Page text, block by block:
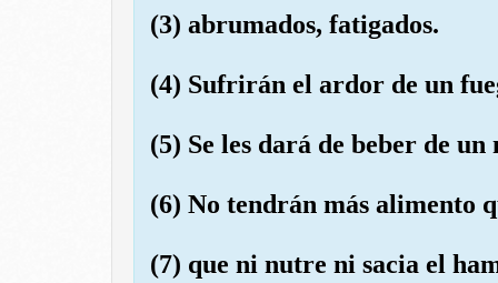
(3) abrumados, fatigados.
(4) Sufrirán el ardor de un
(5) Se les dará de beber de
(6) No tendrán más alimento
(7) que ni nutre ni sacia el